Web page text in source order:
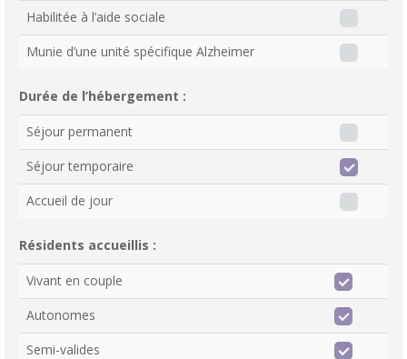
Habilitée à l’aide sociale
Munie d’une unité spécifique Alzheimer
Durée de l’hébergement :
Séjour permanent
Séjour temporaire
Accueil de jour
Résidents accueillis :
Vivant en couple
Autonomes
Semi-valides